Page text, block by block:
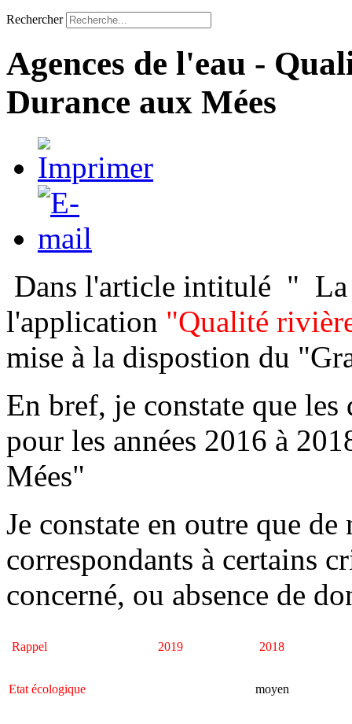
Rechercher
Agences de l'eau -
Durance aux Mées
Dans l'article intitulé " La
l'application "Qualité
mise à la dispostion du
En bref, je constate que les
pour les années 2016 à
Mées"
Je constate en outre que de
correspondants à certains
concerné, ou absence de
Rappel 2019 2018
Etat écologique moyen